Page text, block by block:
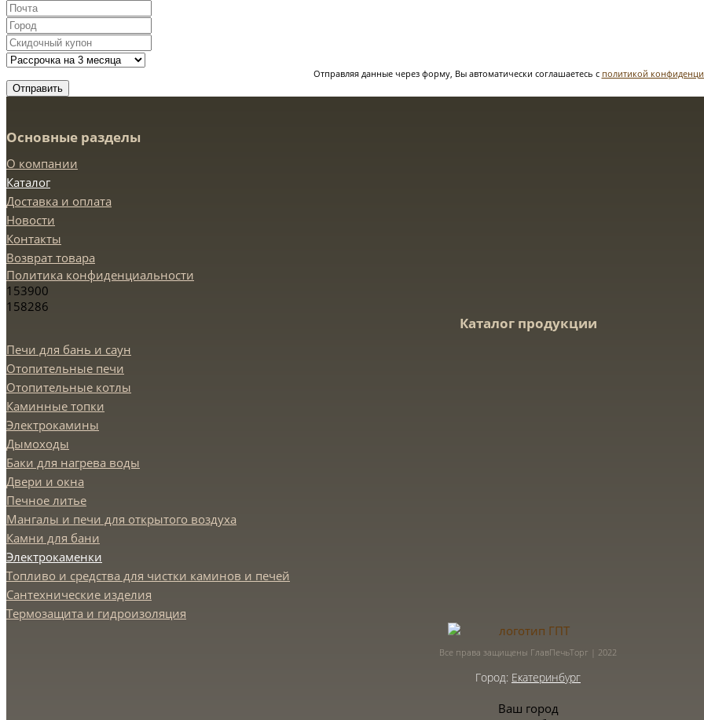
Отправляя данные через форму, Вы автоматически соглашаетесь с политикой
Отправить
Основные разделы
О компании
Каталог
Доставка и оплата
Новости
Контакты
Возврат товара
Политика конфиденциальности
153900
158286
Каталог продукции
Печи для бань и саун
Отопительные печи
Отопительные котлы
Каминные топки
Электрокамины
Дымоходы
Баки для нагрева воды
Двери и окна
Печное литье
Мангалы и печи для открытого воздуха
Камни для бани
Электрокаменки
Топливо и средства для чистки каминов и печей
Сантехнические изделия
Термозащита и гидроизоляция
Все права защищены ГлавПечьТорг | 2022
Город: Екатеринбург
Ваш город